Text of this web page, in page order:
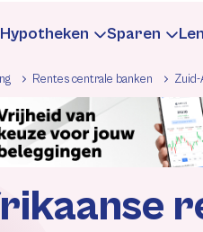
Hypotheken
Hypotheekrente
Informatie
Sparen
Rentes centrale banken